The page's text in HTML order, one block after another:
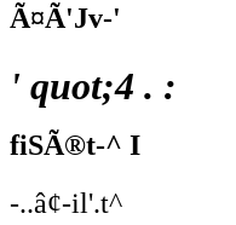
Ã¤Ã'Jv-'
' quot;4 . :
fiSÃ®t-^ I
-..â¢-il'.t^